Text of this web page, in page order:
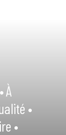
À
•
•